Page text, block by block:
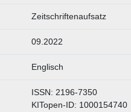
Zeitschriftenaufsatz
09.2022
Englisch
ISSN: 2196-7350
KITopen-ID: 1000154740